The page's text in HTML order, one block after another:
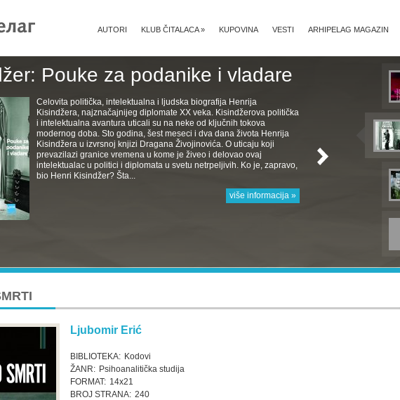
ARHIPELAG MAGAZIN
VESTI
KUPOVINA
KLUB ČITALACA»
AUTORI
Pouke za podanike i vladare
Celovita politička, intelektualna i ljudska biografija Henrija
Kisindžera, najznačajnijeg diplomate XX veka. Kisindžerova politička
i intelektualna avantura uticali su na neke od ključnih tokova
modernog doba. Sto godina, šest meseci i dva dana života Henrija
Kisindžera u izvrsnoj knjizi Dragana Živojinovića. O uticaju koji
prevazilazi granice vremena u kome je živeo i delovao ovaj
intelektualac u politici i diplomata u svetu netrpeljivih. Ko je, zapravo,
bio Henri Kisindžer? Šta...
više informacija »
Ljubomir Erić
BIBLIOTEKA: Kodovi
ŽANR: Psihoanalitička studija
FORMAT: 14x21
BROJ STRANA: 240